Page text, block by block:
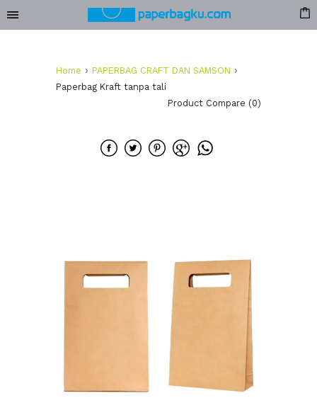
Home › PAPERBAG CRAFT DAN SAMSON ›
Paperbag Kraft tanpa tali
Product Compare (0)